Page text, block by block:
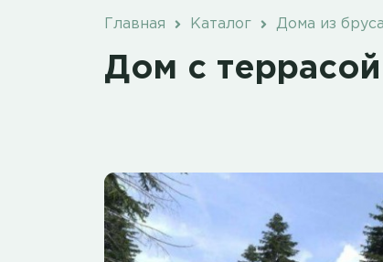
Главная Каталог Дома из бруса
Дом с